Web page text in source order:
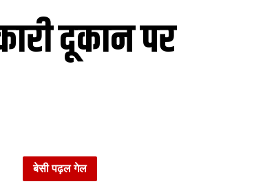
दूकान पर
बेसी पढ़ल गेल